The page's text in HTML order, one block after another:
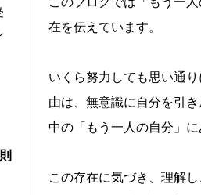
在を伝えています。
いくら努力しても思い通
由は、無意識に自分を引
中の「もう一人の自分」に
この存在に気づき、理解し